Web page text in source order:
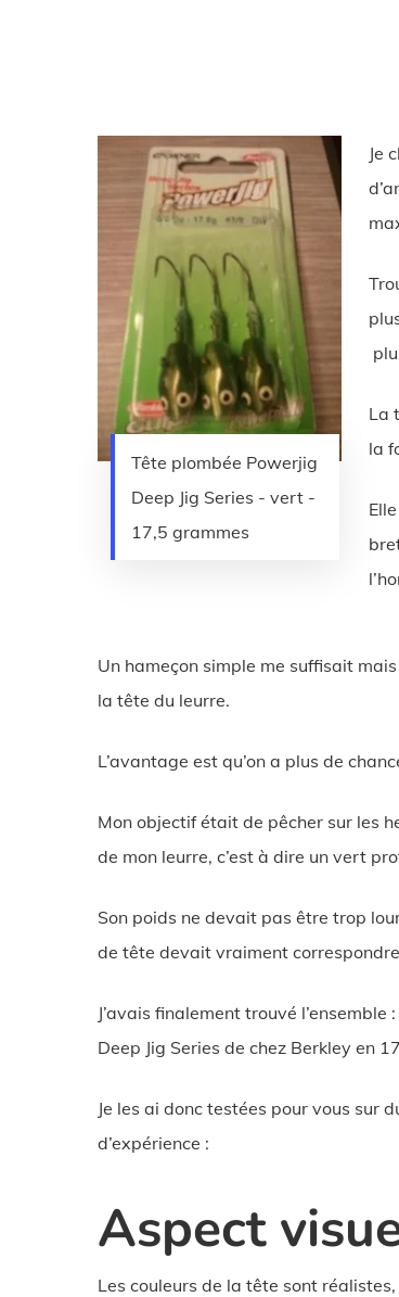
Tête plombée Powerjig
Deep Jig Series - vert -
17,5 grammes
Je
La
la
Un hameçon simple me suffisait
la tête du leurre.
L’avantage est qu’on a plus de
Mon objectif était de pêcher sur les
de mon leurre, c’est à dire un vert
Son poids ne devait pas être trop
de tête devait vraiment
J’avais finalement trouvé
Deep Jig Series de chez Berkley en
Je les ai donc testées pour vous sur
d’expérience :
Aspect
Les couleurs de la tête sont